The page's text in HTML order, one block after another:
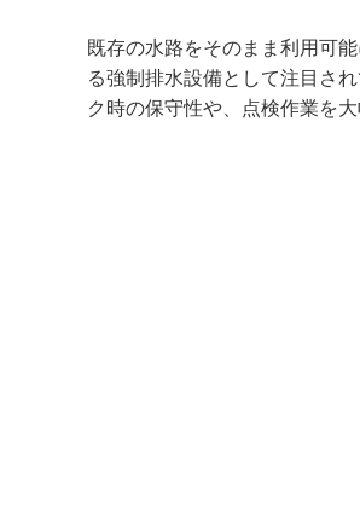
既存の水路をそのまま利用可
る強制排水設備として注目さ
ク時の保守性や、点検作業を